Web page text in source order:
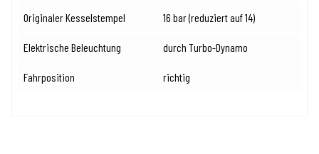
Originaler Kesselstempel 16 bar (reduziert auf 14)
Elektrische Beleuchtung durch Turbo-Dynamo
Fahrposition richtig